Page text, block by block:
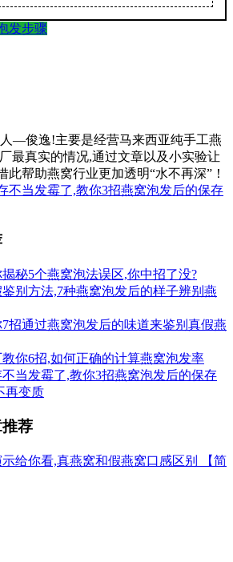
发步骤
—俊逸!主要是经营马来西亚纯手工燕
最真实的情况,通过文章以及小实验让
此帮助燕窝行业更加透明“水不再深”！
不当发霉了,教你3招燕窝泡发后的保存
秘5个燕窝泡法误区,你中招了没?
别方法,7种燕窝泡发后的样子辨别燕
招通过燕窝泡发后的味道来鉴别真假燕
你6招,如何正确的计算燕窝泡发率
当发霉了,教你3招燕窝泡发后的保存
再变质
荐
给你看,真燕窝和假燕窝口感区别
【简